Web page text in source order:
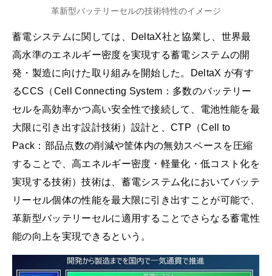
革新型バッテリーセルの技術特性のイメージ
蓄電システムに関しては、DeltaX社と協業し、世界最
高水準のエネルギー密度を実現する蓄電システムの開
発・製造に向けた取り組みを開始した。DeltaX が有す
るCCS（Cell Connecting System：多数のバッテリー
セルを高効率かつ高い安全性で接続して、電池性能を最
大限に引き出す設計技術）設計と、CTP（Cell to
Pack：部品点数の削減や筐体内の無効スペースを圧縮
することで、高エネルギー密度・軽量化・低コスト化を
実現する技術）技術は、蓄電システム化においてバッテ
リーセル個体の性能を最大限に引き出すことが可能で、
革新型バッテリーセルに適用することでさらなる蓄電性
能の向上を実現できるという。